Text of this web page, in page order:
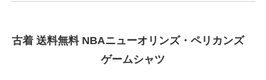
古着 送料無料 NBAニューオリンズ・ペリカンズ
ゲームシャツ